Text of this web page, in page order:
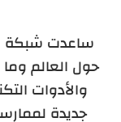
ساعدت شبكة
حول العالم
والأدوات
جديدة